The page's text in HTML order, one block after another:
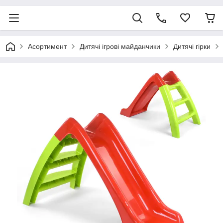
Асортимент Дитячі ігрові майданчики Дитячі гірки